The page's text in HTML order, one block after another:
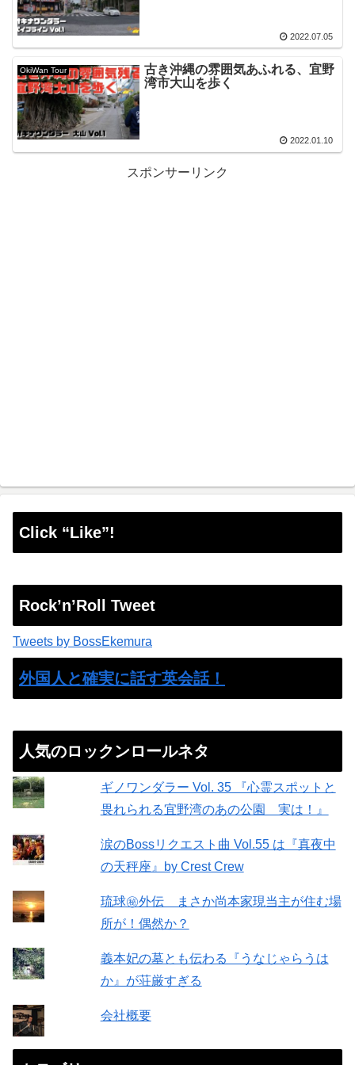
2022.07.05
OkiWan Tour
古き沖縄の雰囲気あふれる、宜野
湾市大山を歩く
2022.01.10
スポンサーリンク
Click “Like”!
Rock’n’Roll Tweet
Tweets by BossEkemura
外国人と確実に話す英会話！
人気のロックンロールネタ
ギノワンダラー Vol. 35 『心霊スポットと
畏れられる宜野湾のあの公園 実は！』
涙のBossリクエスト曲 Vol.55 は『真夜中
の天秤座』by Crest Crew
琉球㊙︎外伝 まさか尚本家現当主が住む場
所が！偶然か？
義本妃の墓とも伝わる『うなじゃらうは
か』が荘厳すぎる
会社概要